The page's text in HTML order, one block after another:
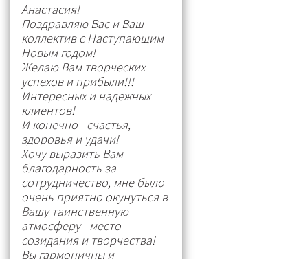
Анастасия!
Поздравляю Вас и Ваш
коллектив с Наступающим
Новым годом!
Желаю Вам творческих
успехов и прибыли!!!
Интересных и надежных
клиентов!
И конечно - счастья,
здоровья и удачи!
Хочу выразить Вам
благодарность за
сотрудничество, мне было
очень приятно окунуться в
Вашу таинственную
атмосферу - место
созидания и творчества!
Вы гармоничны и